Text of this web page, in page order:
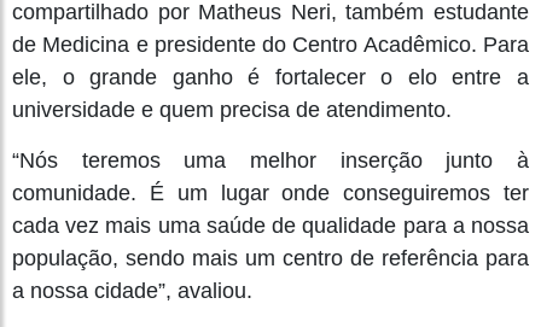
compartilhado por Matheus Neri, também estudante
de Medicina e presidente do Centro Acadêmico. Para
ele, o grande ganho é fortalecer o elo entre a
universidade e quem precisa de atendimento.
“Nós teremos uma melhor inserção junto à
comunidade. É um lugar onde conseguiremos ter
cada vez mais uma saúde de qualidade para a nossa
população, sendo mais um centro de referência para
a nossa cidade”, avaliou.